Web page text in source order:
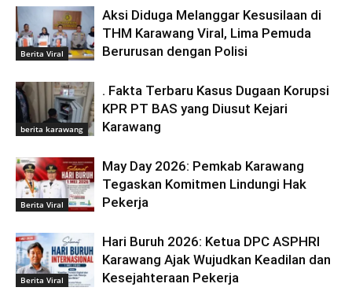
Berita Viral
Aksi Diduga Melanggar Kesusilaan di
THM Karawang Viral, Lima Pemuda
Berurusan dengan Polisi
berita karawang
. Fakta Terbaru Kasus Dugaan Korupsi
KPR PT BAS yang Diusut Kejari
Karawang
Berita Viral
May Day 2026: Pemkab Karawang
Tegaskan Komitmen Lindungi Hak
Pekerja
Berita Viral
Hari Buruh 2026: Ketua DPC ASPHRI
Karawang Ajak Wujudkan Keadilan dan
Kesejahteraan Pekerja